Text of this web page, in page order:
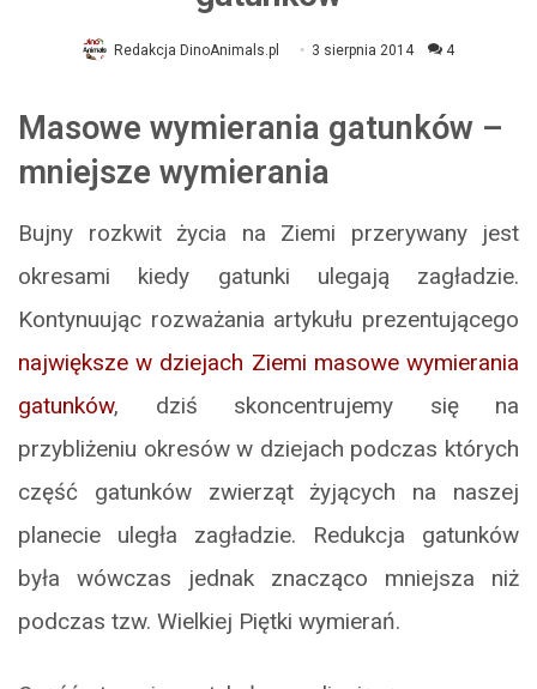
Redakcja DinoAnimals.pl 3 sierpnia 2014 4
Masowe wymierania gatunków –
mniejsze wymierania
Bujny rozkwit życia na Ziemi przerywany jest
okresami kiedy gatunki ulegają zagładzie.
Kontynuując rozważania artykułu prezentującego
największe w dziejach Ziemi masowe wymierania
gatunków, dziś skoncentrujemy się na
przybliżeniu okresów w dziejach podczas których
część gatunków zwierząt żyjących na naszej
planecie uległa zagładzie. Redukcja gatunków
była wówczas jednak znacząco mniejsza niż
podczas tzw. Wielkiej Piętki wymierań.